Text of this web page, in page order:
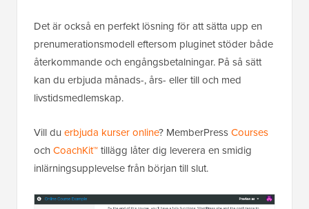
Det är också en perfekt lösning för att sätta upp en
prenumerationsmodell eftersom pluginet stöder både
återkommande och engångsbetalningar. På så sätt
kan du erbjuda månads-, års- eller till och med
livstidsmedlemskap.
Vill du erbjuda kurser online? MemberPressCourses
ochCoachKit™tillägg låter dig leverera en smidig
inlärningsupplevelse från början till slut.